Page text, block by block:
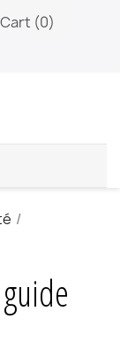
Cart (0)